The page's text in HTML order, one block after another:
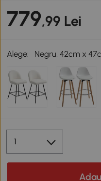
779,99 Lei
Alege: Negru, 42cm x